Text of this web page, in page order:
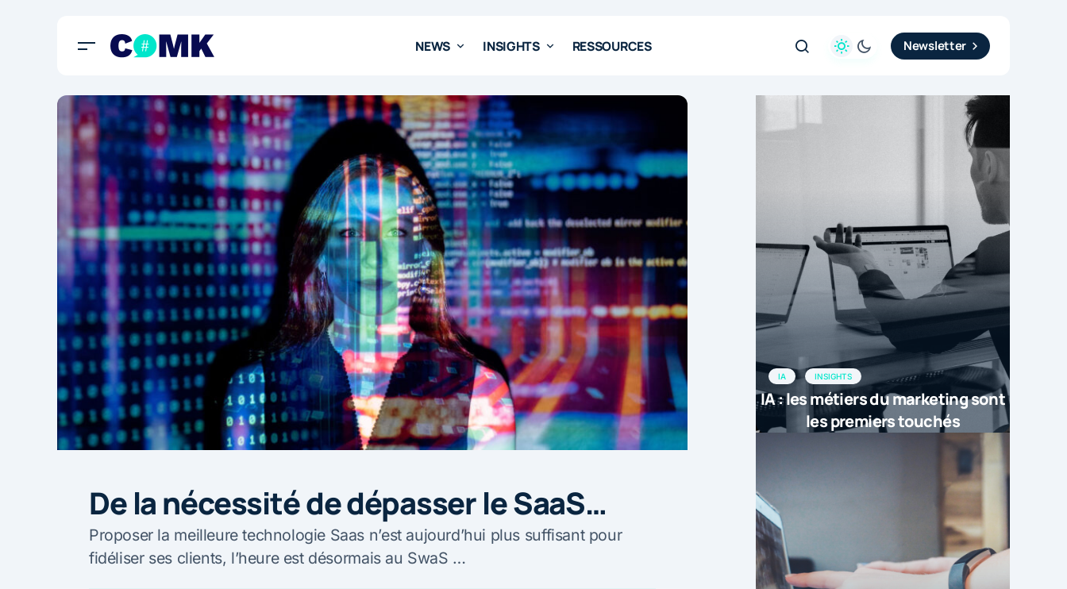
NEWS INSIGHTS RESSOURCES Newsletter
De la nécessité de dépasser le SaaS…
Proposer la meilleure technologie Saas n’est aujourd’hui plus suffisant pour
fidéliser ses clients, l’heure est désormais au SwaS …
IA INSIGHTS
IA : les métiers du marketing sont
les premiers touchés